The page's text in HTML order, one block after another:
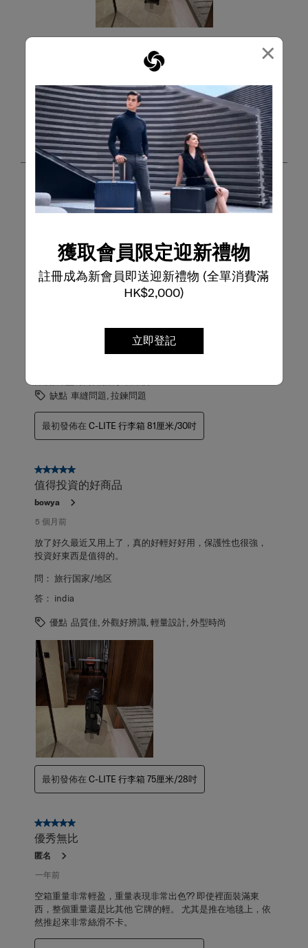
×
獲取會員限定迎新禮物
註冊成為新會員即送迎新禮物 (全單消費滿
HK$2,000)
立即登記
篩選條件
排序方式
最高至最低評級
第
項，
1 – 第8項，共13項評論
5星，共5星。
功能很不錯用
一個月前
我在一個月前陸陸續續購入30寸25寸的！行李箱還有最近購
入20寸的！行李箱重量不重！出國買東西可以買多一點的產
我去瑞士時！也有用你們的旅行箱！輕便又有很大的空
缺點 車縫問題, 拉鍊問題
最初發佈在 C-LITE 行李箱 81厘米/30吋
5星，共5星。
值得投資的好商品
bowya
5 個月前
放了好久最近又用上了，真的好輕好好用，保護性也很強，
投資好東西是值得的。
問： 旅行国家/地区
答：
india
優點 品質佳, 外觀好辨識, 輕量設計, 外型時尚
最初發佈在 C-LITE 行李箱 75厘米/28吋
5星，共5星。
優秀無比
匿名
一年前
空箱重量非常輕盈，重量表現非常出色?? 即使裡面裝滿東
西，整個重量還是比其他 它牌的輕。 尤其是推在地毯上，依
然推起來非常絲滑不卡。